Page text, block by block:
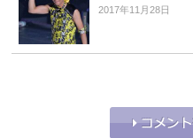
2017年11月28日